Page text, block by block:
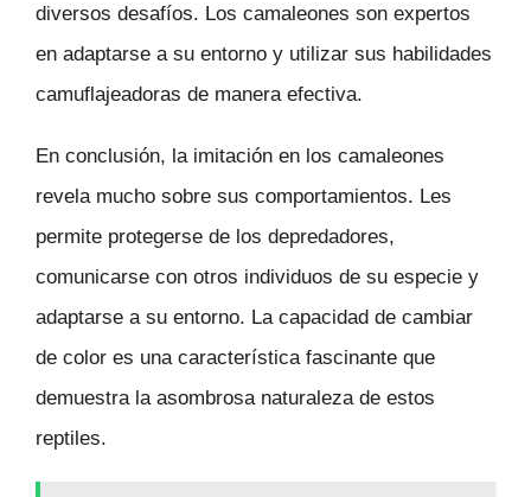
diversos desafíos. Los camaleones son expertos
en adaptarse a su entorno y utilizar sus habilidades
camuflajeadoras de manera efectiva.
En conclusión, la imitación en los camaleones
revela mucho sobre sus comportamientos. Les
permite protegerse de los depredadores,
comunicarse con otros individuos de su especie y
adaptarse a su entorno. La capacidad de cambiar
de color es una característica fascinante que
demuestra la asombrosa naturaleza de estos
reptiles.